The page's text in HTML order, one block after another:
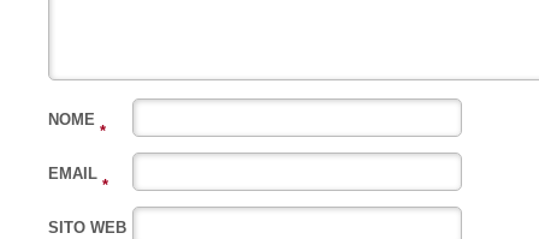
NOME
*
EMAIL
*
SITO WEB